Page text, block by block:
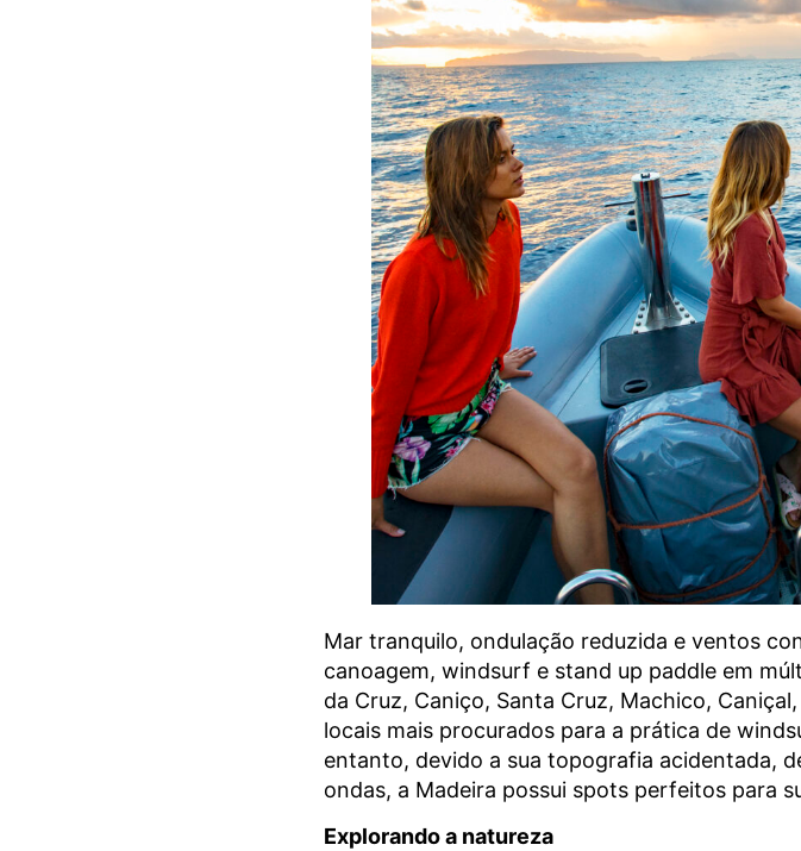
Mar tranquilo, ondulação reduzida e ventos
canoagem, windsurf e stand up paddle em
da Cruz, Caniço, Santa Cruz, Machico,
locais mais procurados para a prática de
entanto, devido a sua topografia acidentada,
ondas, a Madeira possui spots perfeitos para
Explorando a natureza